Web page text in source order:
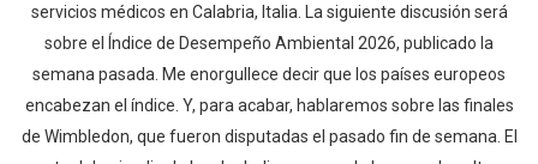
servicios médicos en Calabria, Italia. La siguiente discusión será
sobre el Índice de Desempeño Ambiental 2026, publicado la
semana pasada. Me enorgullece decir que los países europeos
encabezan el índice. Y, para acabar, hablaremos sobre las finales
de Wimbledon, que fueron disputadas el pasado fin de semana. El